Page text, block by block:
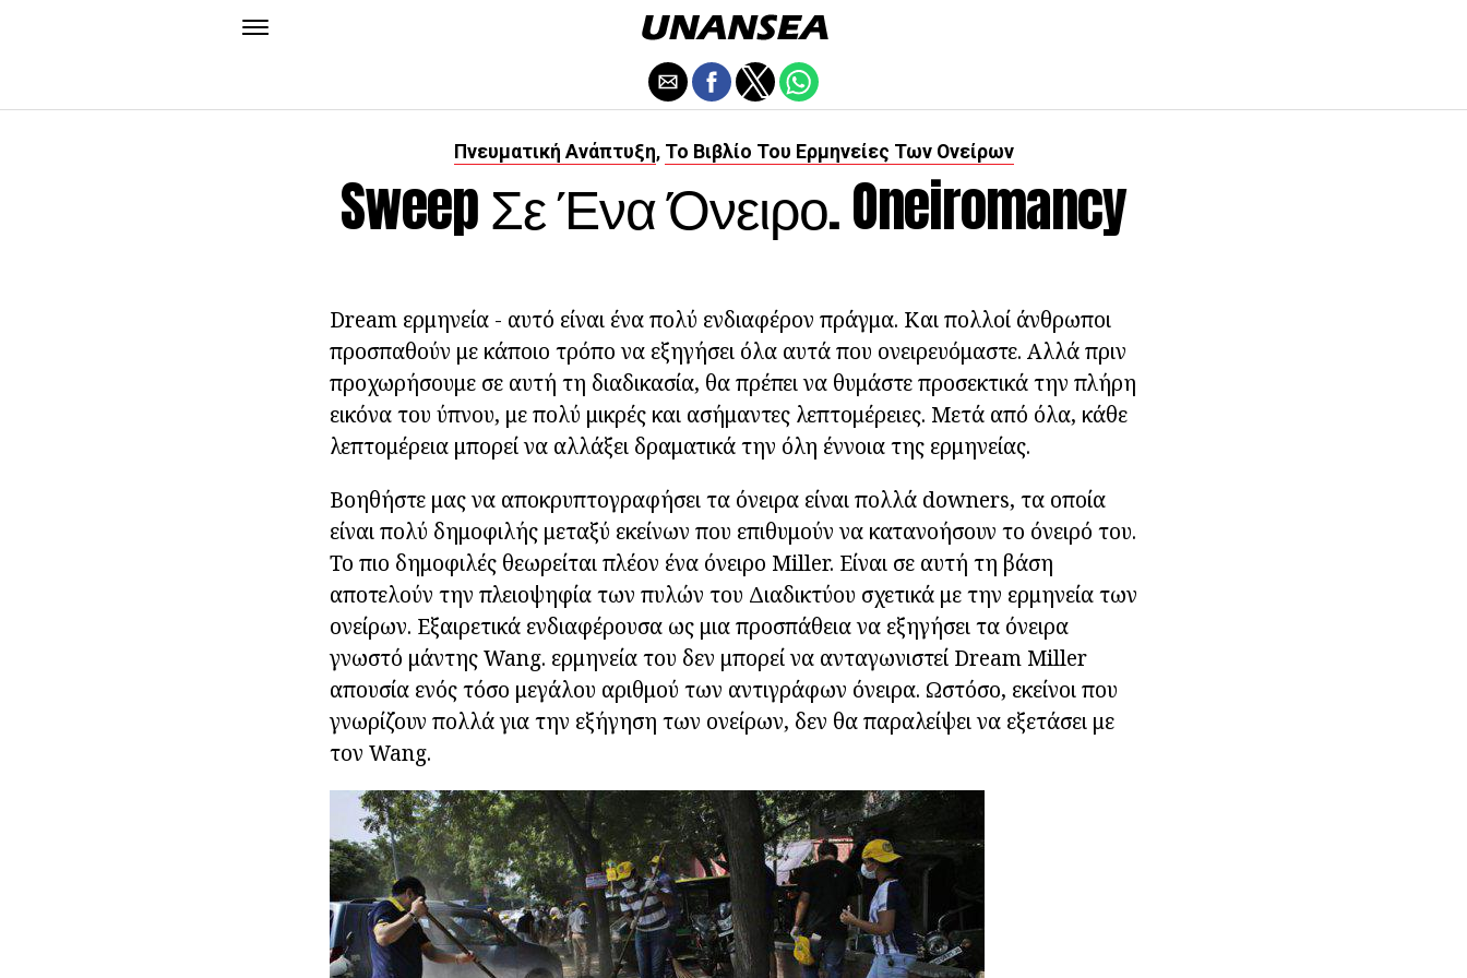
Πνευματική Ανάπτυξη, Το Βιβλίο Του Ερμηνείες Των Ονείρων
Sweep Σε Ένα Όνειρο. Oneiromancy
Dream ερμηνεία - αυτό είναι ένα πολύ ενδιαφέρον πράγμα. Και πολλοί άνθρωποι
προσπαθούν με κάποιο τρόπο να εξηγήσει όλα αυτά που ονειρευόμαστε. Αλλά πριν
προχωρήσουμε σε αυτή τη διαδικασία, θα πρέπει να θυμάστε προσεκτικά την πλήρη
εικόνα του ύπνου, με πολύ μικρές και ασήμαντες λεπτομέρειες. Μετά από όλα, κάθε
λεπτομέρεια μπορεί να αλλάξει δραματικά την όλη έννοια της ερμηνείας.
Βοηθήστε μας να αποκρυπτογραφήσει τα όνειρα είναι πολλά downers, τα οποία
είναι πολύ δημοφιλής μεταξύ εκείνων που επιθυμούν να κατανοήσουν το όνειρό του.
Το πιο δημοφιλές θεωρείται πλέον ένα όνειρο Miller. Είναι σε αυτή τη βάση
αποτελούν την πλειοψηφία των πυλών του Διαδικτύου σχετικά με την ερμηνεία των
ονείρων. Εξαιρετικά ενδιαφέρουσα ως μια προσπάθεια να εξηγήσει τα όνειρα
γνωστό μάντης Wang. ερμηνεία του δεν μπορεί να ανταγωνιστεί Dream Miller
απουσία ενός τόσο μεγάλου αριθμού των αντιγράφων όνειρα. Ωστόσο, εκείνοι που
γνωρίζουν πολλά για την εξήγηση των ονείρων, δεν θα παραλείψει να εξετάσει με
τον Wang.